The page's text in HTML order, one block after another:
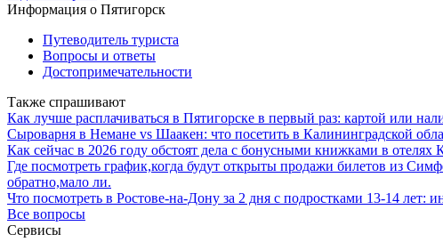
Информация о Пятигорск
Путеводитель туриста
Вопросы и ответы
Достопримечательности
Также спрашивают
Как лучше расплачиваться в Пятигорске в первый раз: картой или
Сыроварня в Немане vs Шаакен: что посетить в Калининградской
Как сейчас в 2026 году обстоят дела с бонусными книжками в
Где посмотреть график,когда будут открыты продажи билетов из
обратно,мало ли.
Что посмотреть в Ростове-на-Дону за 2 дня с подростками 13-14 лет:
Все вопросы
Сервисы